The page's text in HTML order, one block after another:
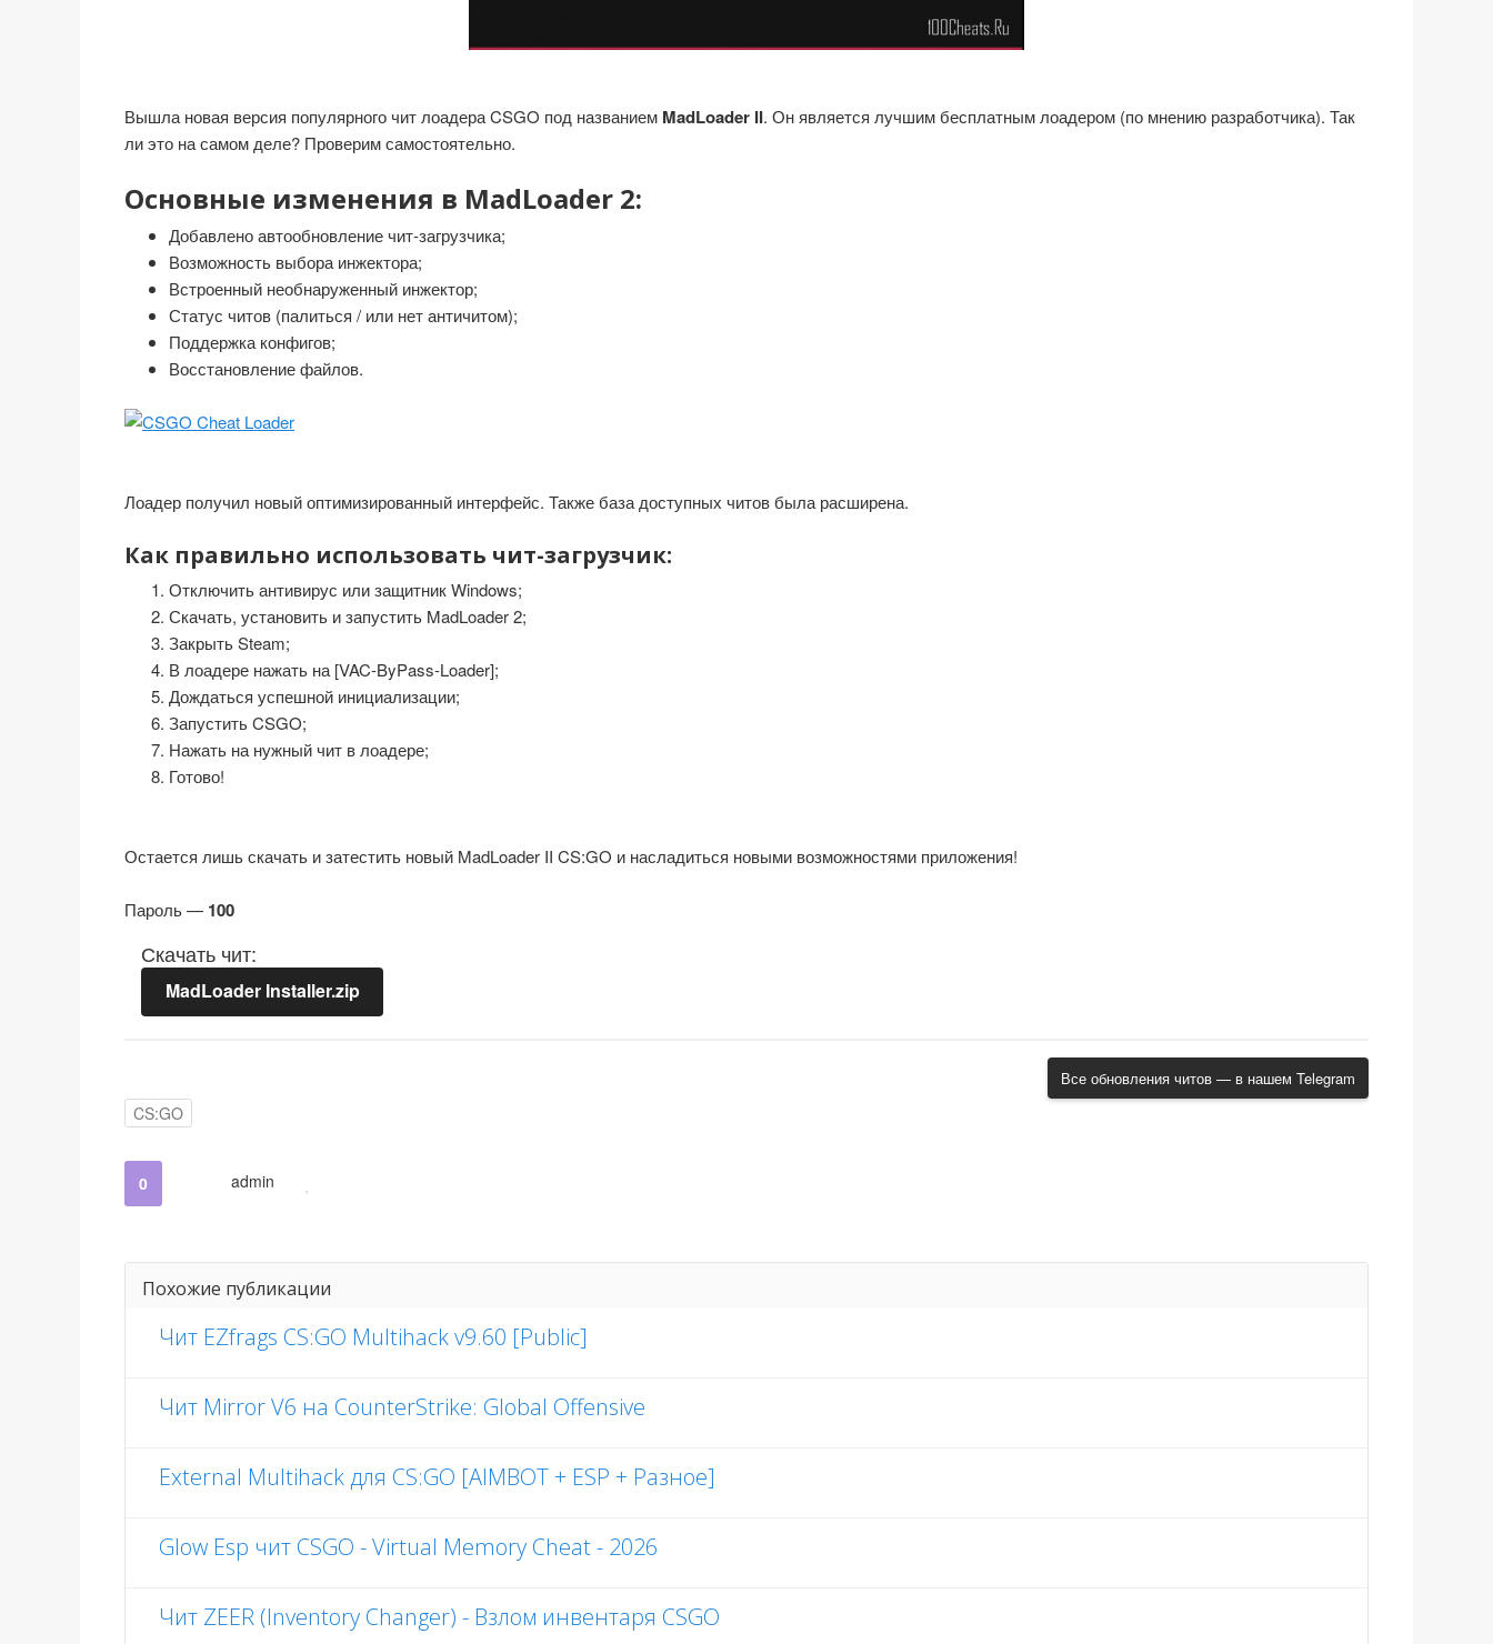
Вышла новая версия популярного чит лоадера CSGO под названием MadLoader II. Он является лучшим бесплатным лоадером (по мнению разработчика). Так
ли это на самом деле? Проверим самостоятельно.
Основные изменения в MadLoader 2:
Добавлено автообновление чит-загрузчика;
Возможность выбора инжектора;
Встроенный необнаруженный инжектор;
Статус читов (палиться / или нет античитом);
Поддержка конфигов;
Восстановление файлов.
Лоадер получил новый оптимизированный интерфейс. Также база доступных читов была расширена.
Как правильно использовать чит-загрузчик:
Отключить антивирус или защитник Windows;
Скачать, установить и запустить MadLoader 2;
Закрыть Steam;
В лоадере нажать на [VAC-ByPass-Loader];
Дождаться успешной инициализации;
Запустить CSGO;
Нажать на нужный чит в лоадере;
Готово!
Остается лишь скачать и затестить новый MadLoader II CS:GO и насладиться новыми возможностями приложения!
Пароль — 100
Скачать чит:
MadLoader Installer.zip
Все обновления читов — в нашем Telegram
CS:GO
0 admin
Похожие публикации
Чит EZfrags CS:GO Multihack v9.60 [Public]
Чит Mirror V6 на CounterStrike: Global Offensive
External Multihack для CS:GO [AIMBOT + ESP + Разное]
Glow Esp чит CSGO - Virtual Memory Cheat - 2026
Чит ZEER (Inventory Changer) - Взлом инвентаря CSGO